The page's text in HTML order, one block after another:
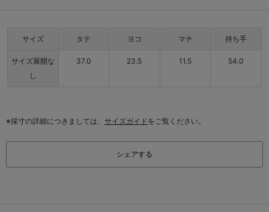
サイズ タテ ヨコ マチ 持ち手
サイズ展開な
し
37.0 23.5 11.5 54.0
※採寸の詳細につきましては、 サイズガイドをご覧ください。
シェアする